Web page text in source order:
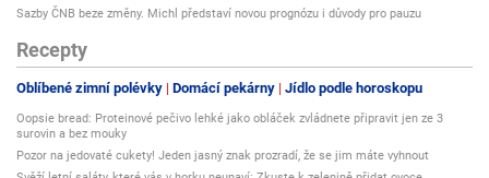
Sazby ČNB beze změny. Michl představí novou prognózu i důvody pro pauzu
Recepty
Oblíbené zimní polévky Domácí pekárny Jídlo podle horoskopu
Oopsie bread: Proteinové pečivo lehké jako obláček zvládnete připravit jen ze 3
surovin a bez mouky
Pozor na jedovaté cukety! Jeden jasný znak prozradí, že se jim máte vyhnout